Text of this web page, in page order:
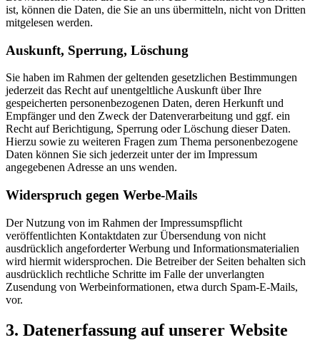
ist, können die Daten, die Sie an uns übermitteln, nicht von Dritten
mitgelesen werden.
Auskunft, Sperrung, Löschung
Sie haben im Rahmen der geltenden gesetzlichen Bestimmungen
jederzeit das Recht auf unentgeltliche Auskunft über Ihre
gespeicherten personenbezogenen Daten, deren Herkunft und
Empfänger und den Zweck der Datenverarbeitung und ggf. ein
Recht auf Berichtigung, Sperrung oder Löschung dieser Daten.
Hierzu sowie zu weiteren Fragen zum Thema personenbezogene
Daten können Sie sich jederzeit unter der im Impressum
angegebenen Adresse an uns wenden.
Widerspruch gegen Werbe-Mails
Der Nutzung von im Rahmen der Impressumspflicht
veröffentlichten Kontaktdaten zur Übersendung von nicht
ausdrücklich angeforderter Werbung und Informationsmaterialien
wird hiermit widersprochen. Die Betreiber der Seiten behalten sich
ausdrücklich rechtliche Schritte im Falle der unverlangten
Zusendung von Werbeinformationen, etwa durch Spam-E-Mails,
vor.
3. Datenerfassung auf unserer Website